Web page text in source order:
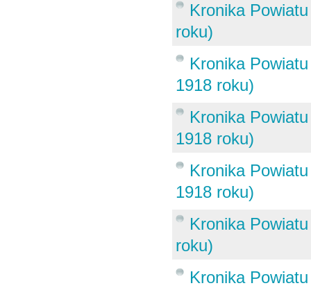
Kronika
roku)
Kronika
1918 roku)
Kronika
1918 roku)
Kronika
1918 roku)
Kronika
roku)
Kronika